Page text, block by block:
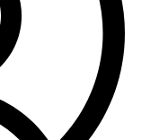
евростандарт)